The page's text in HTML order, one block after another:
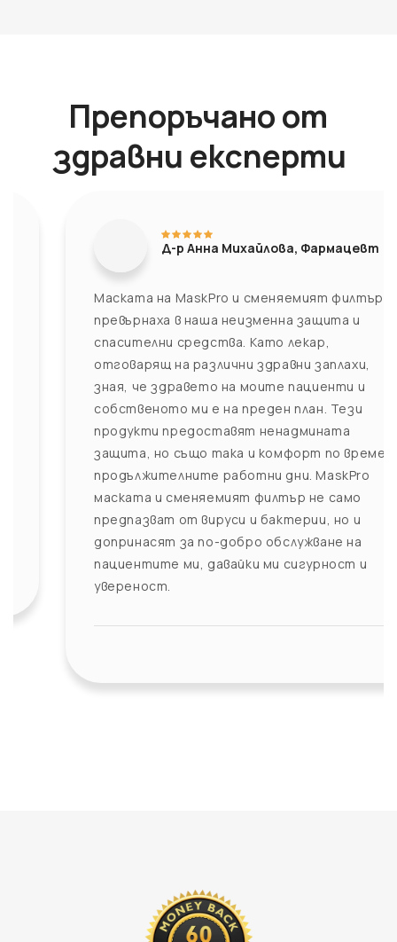
Препоръчано от
здравни експерти
Д-р Анна Михайлова, Фармацевт
Маската на MaskPro и сменяемият филтър се
превърнаха в наша неизменна защита и
спасителни средства. Като лекар,
отговарящ на различни здравни заплахи,
зная, че здравето на моите пациенти и
собственото ми е на преден план. Тези
продукти предоставят ненадмината
защита, но също така и комфорт по време на
продължителните работни дни. MaskPro
маската и сменяемият филтър не само
предпазват от вируси и бактерии, но и
допринасят за по-добро обслужване на
пациентите ми, давайки ми сигурност и
увереност.